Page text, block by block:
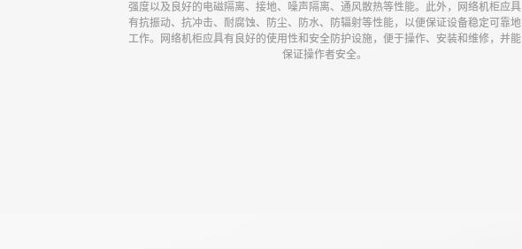
强度以及良好的电磁隔离、接地、噪声隔离、通风散热等性能。此外，网络机柜应具
有抗振动、抗冲击、耐腐蚀、防尘、防水、防辐射等性能，以便保证设备稳定可靠地
工作。网络机柜应具有良好的使用性和安全防护设施，便于操作、安装和维修，并能
保证操作者安全。